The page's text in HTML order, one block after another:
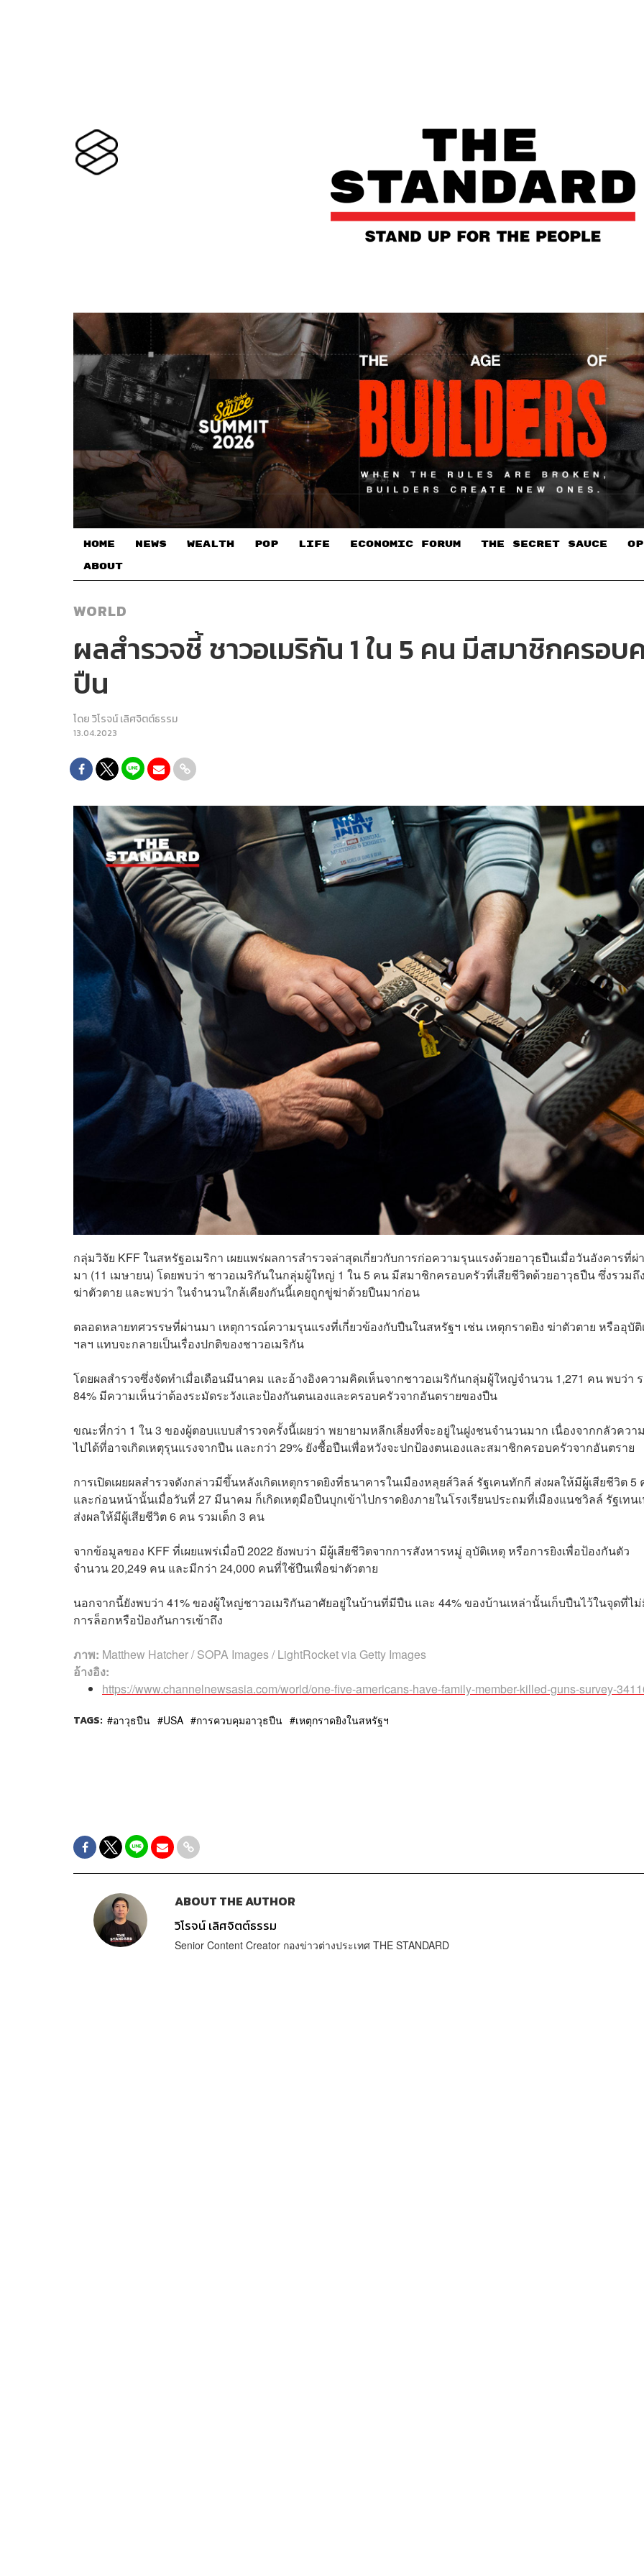
HOME NEWS WEALTH POP LIFE ECONOMIC FORUM THE SECRET SAUCE​
ABOUT
WORLD
ผลสำรวจชี้ ชาวอเมริกัน 1 ใน 5 คน มีสมาชิกครอบ
ปืน
โดยวิโรจน์ เลิศจิตต์ธรรม
13.04.2023
กลุ่มวิจัย KFF ในสหรัฐอเมริกา เผยแพร่ผลการสำรวจล่าสุดเกี่ยวกับการก่อความรุนแรงด้วยอาวุธปืนเมื่อวันอังคารที่ผ่
มา (11 เมษายน) โดยพบว่า ชาวอเมริกันในกลุ่มผู้ใหญ่ 1 ใน 5 คน มีสมาชิกครอบครัวที่เสียชีวิตด้วยอาวุธปืน ซึ่งรวมถึ
ฆ่าตัวตาย และพบว่า ในจำนวนใกล้เคียงกันนี้เคยถูกขู่ฆ่าด้วยปืนมาก่อน
ตลอดหลายทศวรรษที่ผ่านมา เหตุการณ์ความรุนแรงที่เกี่ยวข้องกับปืนในสหรัฐฯ เช่น เหตุกราดยิง ฆ่าตัวตาย หรืออุบัติ
ฯลฯ แทบจะกลายเป็นเรื่องปกติของชาวอเมริกัน
โดยผลสำรวจซึ่งจัดทำเมื่อเดือนมีนาคม และอ้างอิงความคิดเห็นจากชาวอเมริกันกลุ่มผู้ใหญ่จำนวน 1,271 คน พบว่า
84% มีความเห็นว่าต้องระมัดระวังและป้องกันตนเองและครอบครัวจากอันตรายของปืน
ขณะที่กว่า 1 ใน 3 ของผู้ตอบแบบสำรวจครั้งนี้เผยว่า พยายามหลีกเลี่ยงที่จะอยู่ในฝูงชนจำนวนมาก เนื่องจากกลัวควา
ไปได้ที่อาจเกิดเหตุรุนแรงจากปืน และกว่า 29% ยังซื้อปืนเพื่อหวังจะปกป้องตนเองและสมาชิกครอบครัวจากอันตราย
การเปิดเผยผลสำรวจดังกล่าวมีขึ้นหลังเกิดเหตุกราดยิงที่ธนาคารในเมืองหลุยส์วิลล์ รัฐเคนทักกี ส่งผลให้มีผู้เสียชีวิต 5
และก่อนหน้านั้นเมื่อวันที่ 27 มีนาคม ก็เกิดเหตุมือปืนบุกเข้าไปกราดยิงภายในโรงเรียนประถมที่เมืองแนชวิลล์ รัฐเทน
ส่งผลให้มีผู้เสียชีวิต 6 คน รวมเด็ก 3 คน
จากข้อมูลของ KFF ที่เผยแพร่เมื่อปี 2022 ยังพบว่า มีผู้เสียชีวิตจากการสังหารหมู่ อุบัติเหตุ หรือการยิงเพื่อป้องกันตัว
จำนวน 20,249 คน และมีกว่า 24,000 คนที่ใช้ปืนเพื่อฆ่าตัวตาย
นอกจากนี้ยังพบว่า 41% ของผู้ใหญ่ชาวอเมริกันอาศัยอยู่ในบ้านที่มีปืน และ 44% ของบ้านเหล่านั้นเก็บปืนไว้ในจุดที่ไ
การล็อกหรือป้องกันการเข้าถึง
ภาพ: Matthew Hatcher / SOPA Images / LightRocket via Getty Images
อ้างอิง:
https://www.channelnewsasia.com/world/one-five-americans-have-family-member-killed-guns-survey-
TAGS: อาวุธปืน USA การควบคุมอาวุธปืน เหตุกราดยิงในสหรัฐฯ
ABOUT THE AUTHOR
วิโรจน์ เลิศจิตต์ธรรม
Senior Content Creator กองข่าวต่างประเทศ THE STANDARD